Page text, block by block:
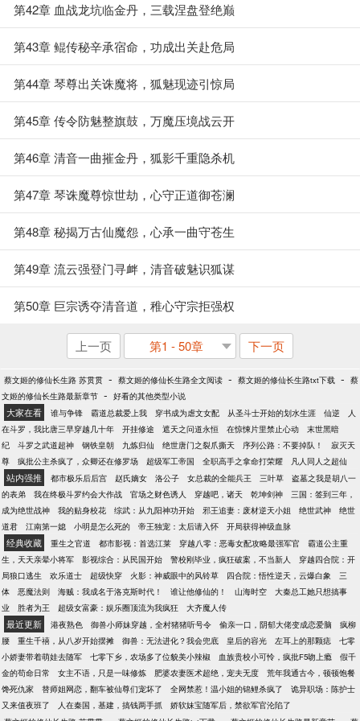
第42章 血战龙坑临金丹，三载涅盘登绝巅
第43章 鲲传秘辛承宿命，功成出关赴危局
第44章 琴尊出关诛魔将，狐魅现迹引惊局
第45章 传令防魅整旗鼓，万魔压境战云开
第46章 清音一曲摧金丹，狐影千重隐杀机
第47章 琴诛魔尊惊世劫，心守正道御苍澜
第48章 秘揭万古仙魔怨，心承一曲守苍生
第49章 流云强登门寻衅，清音破魅识狐谋
第50章 巨宗诱夺清音道，稚心守宗拒强权
上一页 第1 - 50章 下一页
蔡文姬的修仙长生路 苏贯贯 - 蔡文姬的修仙长生路全文阅读 - 蔡文姬的修仙长生路txt下载 - 蔡
文姬的修仙长生路最新章节 - 好看的其他类型小说
大家在看 谁与争锋 霸道总裁爱上我 穿书成为虐文女配 从圣斗士开始的划水生涯 仙逆
人
在斗罗，我比唐三早穿越几十年
开挂修途 遮天之问道永恒 在惊悚片里禁止心动
末世黑暗
纪
斗罗之武道超神 钢铁皇朝 九炼归仙 绝世唐门之裂爪撕天 序列公路：不要掉队！
寂灭天
尊
疯批公主杀疯了，众卿还在修罗场 超级军工帝国 全职高手之拿命打荣耀 凡人同人之超仙
站内强推 都市极乐后后宫 赵氏嫡女 洛公子 女总裁的全能兵王 三叶草
盗墓之我是胡八一
的表弟
我在终极斗罗约会大作战 官场之财色诱人 穿越吧，诸天 乾坤剑神
三国：签到三年，
成为绝世战神
我的贴身校花 综武：从九阳神功开始 邪王追妻：废材逆天小姐 绝世武神
绝世
道君
江南第一媳 小明是怎么死的 帝王独宠：太后请入怀 开局获得神级血脉
经典收藏 重生之官道 都市影视：首选江莱 穿越八零：恶毒女配攻略最强军官
霸道公主重
生，天天亲晕小将军
影视综合：从民国开始 警校刚毕业，疯狂破案，不当新人
穿越四合院：开
局狼口逃生
欢乐道士 超级快穿 火影：神威眼中的风铃草 四合院：悟性逆天，云爆白象
三
体
恶魔法则 海贼：我成名于洛克斯时代！ 谁让他修仙的！ 山海时空
大秦总工她只想搞事
业
胜者为王 超级女富豪：娱乐圈顶流为我疯狂 大齐魔人传
最近更新 港夜熟色 御兽小师妹穿越，全村猪猪听号令 偷亲一口，阴郁大佬变成恋爱脑
疯柳
腰
重生千禧，从八岁开始摆摊 御兽：无法进化？我会兜底 皇后的容光 左耳上的那颗痣
七零
小娇妻带着萌娃去随军
七零下乡，农场多了位貌美小辣椒 血族贵校小可怜，疯批F5吻上瘾
假千
金的苟命日常
女主不语，只是一味修炼 肥婆农妻医术超绝，宠夫无度
荒年我通古今，顿顿饱餐
馋死仇家
替师姐网恋，翻车被仙尊们宠坏了 全网禁惹！温小姐的锦鲤杀疯了
诡异职场：陈护士
又来值夜班了
人在秦国，基建，搞钱两手抓
娇软妹宝随军后，禁欲军官沦陷了